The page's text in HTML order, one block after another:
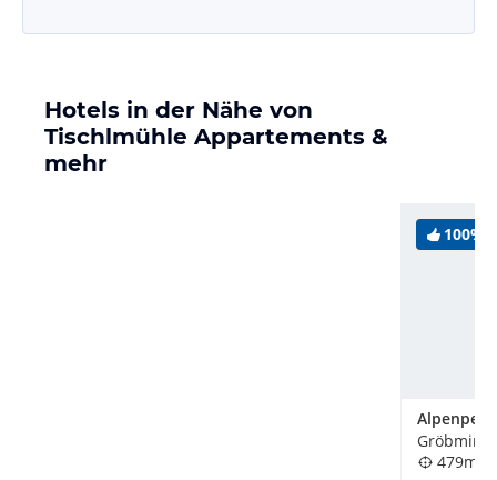
Hotels in der Nähe von
Tischlmühle Appartements &
mehr
100%
479m